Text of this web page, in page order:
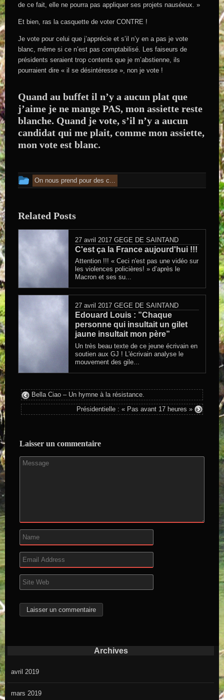
de ce fait, elle ne pourra pas appliquer ses projets nauséeux. »
Et bien, ras la casquette de voter CONTRE !
Je vote pour celui que j’apprécie et s’il n’y en a pas je vote
blanc, même si ce n’est pas comptabilisé. Les faiseurs de
présidents seraient trop contents que je m’abstienne, ils
pourraient dire « il se désintéresse », non je vote !
Quand au buffet il n’y a aucun plat que
j’aime je ne mange PAS, mon assiette reste
blanche. Quand je vote, s’il n’y a aucun
candidat qui me plait, comme mon assiette,
mon vote est blanc.
Cet article a été publié dans
On nous prend pour des c...
Related Posts
27 avril 2017 GEGE DE SAINTAND
C'est ça la France aujourd'hui !!!
Attention !!! « Ceci n'est pas une vidéo sur
les violences policières! » d’après le
Macron et ses su...
27 avril 2017 GEGE DE SAINTAND
Edouard Louis : ”Chaque
personne qui insultait un gilet
jaune insultait mon père”
Un très beau texte de ce jeune écrivain en
soutien aux GJ ! L'écrivain analyse le
mouvement des gile...
Bella Ciao – Un hymne à la résistance.
Présidentielle : « Pas avant 17 heures »
Laisser un commentaire
Archives
avril 2019
mars 2019